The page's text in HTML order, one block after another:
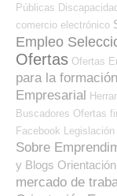
Públicas
comercio electrónico
Empleo
Ofertas Ofertas
para la formación
Empresarial
Buscadores Ofertas
Facebook Legislación
Sobre
y Blogs
mercado de